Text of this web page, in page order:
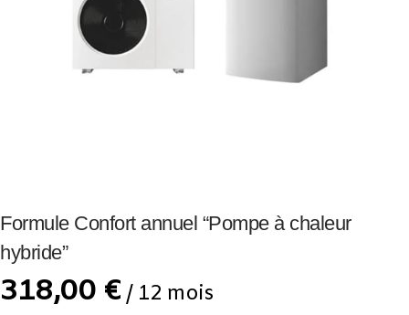
Formule Confort annuel “Pompe à chaleur
hybride”
318,00 € / 12 mois